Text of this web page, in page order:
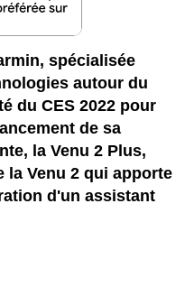
spécialisée
autour du
du CES 2022 pour
de sa
la Venu 2 Plus,
la Venu 2 qui apporte
d'un assistant